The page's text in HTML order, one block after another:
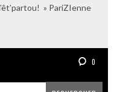
» PariZIenne
0